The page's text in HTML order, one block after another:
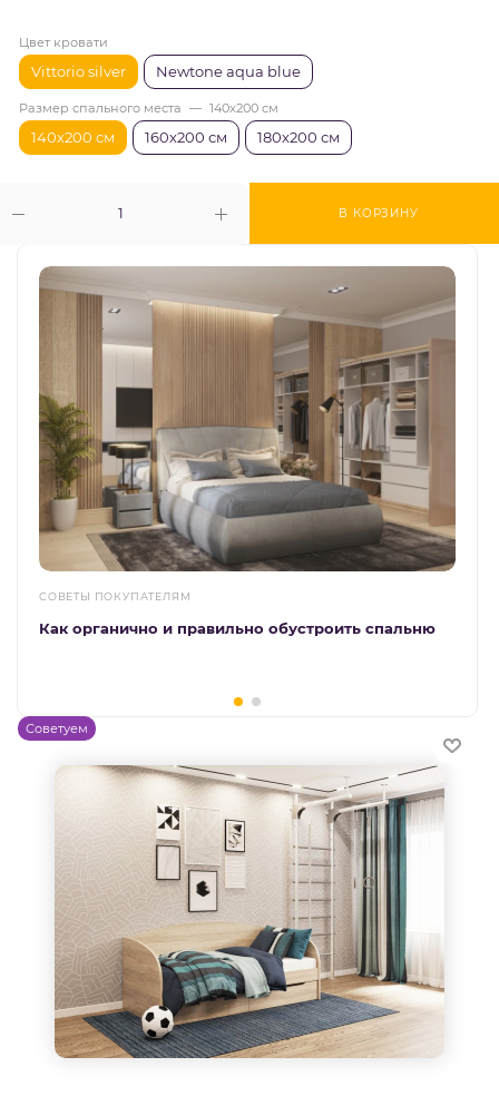
В КОРЗИНУ
Цвет кровати
Vittorio silver Newtone aqua blue
Размер спального места — 140х200 см
140х200 см 160х200 см 180х200 см
СОВЕТЫ ПОКУПАТЕЛЯМ
Как органично и правильно обустроить спальню
Советуем